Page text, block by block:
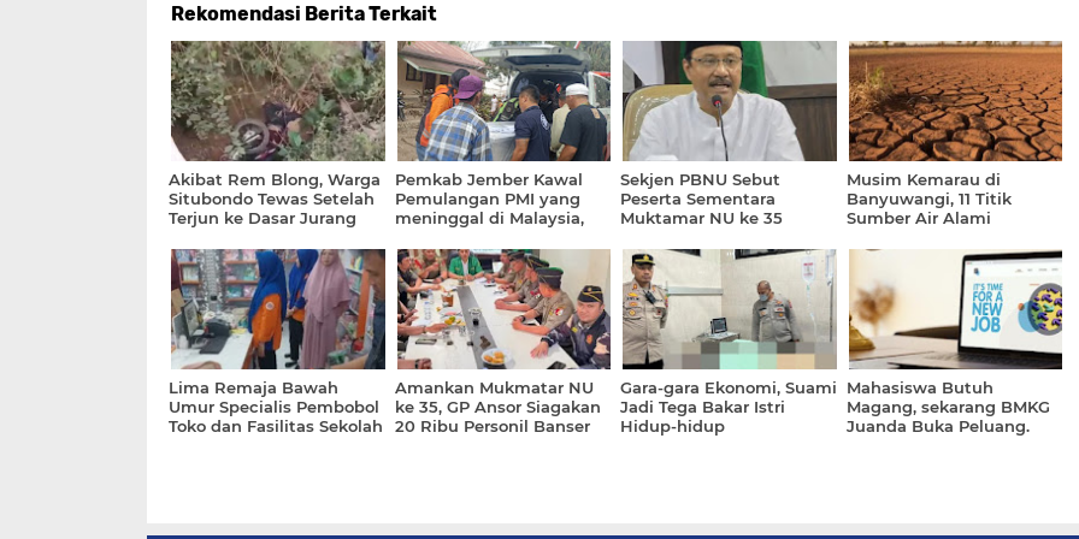
Rekomendasi Berita Terkait
Akibat Rem Blong, Warga
Situbondo Tewas Setelah
Terjun ke Dasar Jurang
Pemkab Jember Kawal
Pemulangan PMI yang
meninggal di Malaysia,
Dirumah Duka
Sekjen PBNU Sebut
Peserta Sementara
Muktamar NU ke 35
Musim Kemarau di
Banyuwangi, 11 Titik
Sumber Air Alami
30 Persen
Lima Remaja Bawah
Umur Specialis Pembobol
Toko dan Fasilitas Sekolah
Amankan Mukmatar NU
ke 35, GP Ansor Siagakan
20 Ribu Personil Banser
Gara-gara Ekonomi, Suami
Jadi Tega Bakar Istri
Hidup-hidup
Mahasiswa Butuh
Magang, sekarang BMKG
Juanda Buka Peluang.